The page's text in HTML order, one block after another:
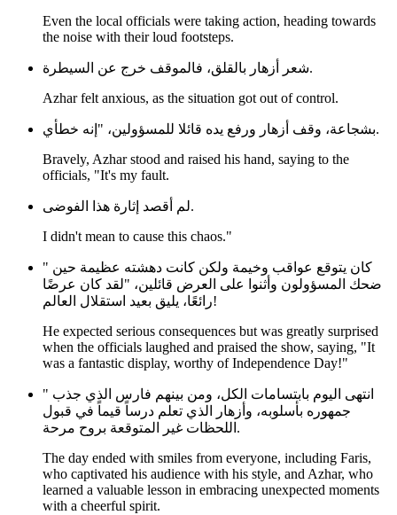
Even the local officials were taking action, heading towards
the noise with their loud footsteps.
شعر أزهار بالقلق، فالموقف خرج عن السيطرة.
Azhar felt anxious, as the situation got out of control.
بشجاعة، وقف أزهار ورفع يده قائلا للمسؤولين، "إنه خطأي.
Bravely, Azhar stood and raised his hand, saying to the
officials, "It's my fault.
لم أقصد إثارة هذا الفوضى.
I didn't mean to cause this chaos."
" كان يتوقع عواقب وخيمة ولكن كانت دهشته عظيمة حين
ضحك المسؤولون وأثنوا على العرض قائلين، "لقد كان عرضًا
رائعًا، يليق بعيد استقلال العالم!
He expected serious consequences but was greatly surprised
when the officials laughed and praised the show, saying, "It
was a fantastic display, worthy of Independence Day!"
" انتهى اليوم بابتسامات الكل، ومن بينهم فارس الذي جذب
جمهوره بأسلوبه، وأزهار الذي تعلم درساً قيماً في قبول
اللحظات غير المتوقعة بروح مرحة.
The day ended with smiles from everyone, including Faris,
who captivated his audience with his style, and Azhar, who
learned a valuable lesson in embracing unexpected moments
with a cheerful spirit.